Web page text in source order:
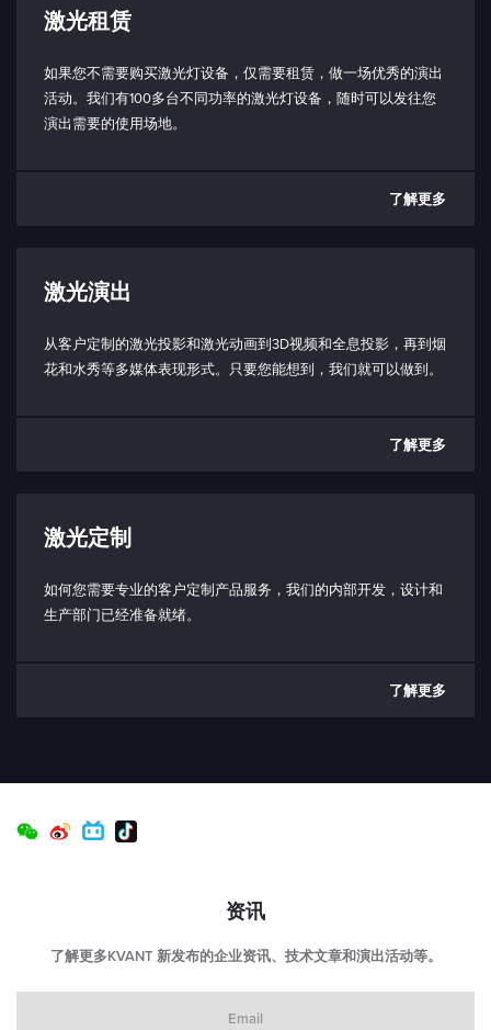
(TCCO* 关闭时为 252 kHz)
上升时间 （10% - 90%）：
700 - 900 ns（取决于信号）
坠落时间 （90% - 10%）：
5 kΩ
连接电缆（激光头到控制箱）：
HDMI 1.4 或更高，最大长度 1m
短路：使能发射（3.3V，10 kΩ)
打开：禁用发射
工作底板温度范围：
< 50 °C
IP64 防护等级
输入电压（PD 型）：
激光租赁
如果您不需要购买激光灯设备，仅需要租赁，做一场优秀的演出
活动。我们有100多台不同功率的激光灯设备，随时可以发往您
演出需要的使用场地。
了解更多
激光演出
从客户定制的激光投影和激光动画到3D视频和全息投影，再到烟
花和水秀等多媒体表现形式。只要您能想到，我们就可以做到。
了解更多
激光定制
如何您需要专业的客户定制产品服务，我们的内部开发，设计和
生产部门已经准备就绪。
了解更多
资讯
了解更多KVANT 新发布的企业资讯、技术文章和演出活动等。